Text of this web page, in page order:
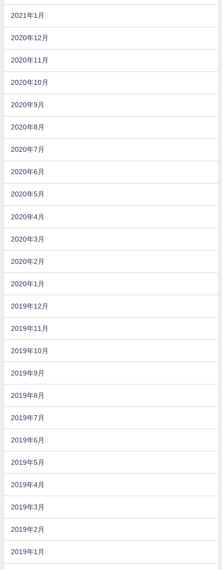
2021年1月
2020年12月
2020年11月
2020年10月
2020年9月
2020年8月
2020年7月
2020年6月
2020年5月
2020年4月
2020年3月
2020年2月
2020年1月
2019年12月
2019年11月
2019年10月
2019年9月
2019年8月
2019年7月
2019年6月
2019年5月
2019年4月
2019年3月
2019年2月
2019年1月